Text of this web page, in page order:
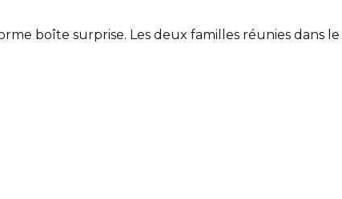
boîte surprise. Les deux familles réunies dans le